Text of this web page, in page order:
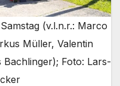
(v.l.n.r.: Marco
Müller, Valentin
Foto: Lars-